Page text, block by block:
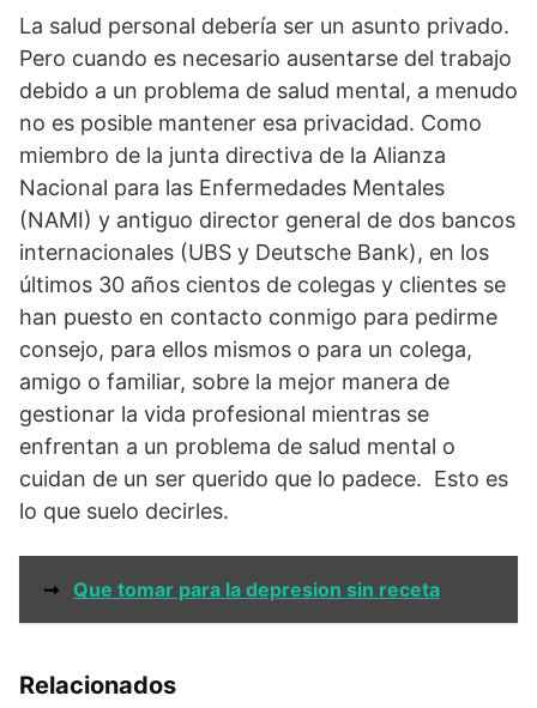
La salud personal debería ser un asunto privado.
Pero cuando es necesario ausentarse del trabajo
debido a un problema de salud mental, a menudo
no es posible mantener esa privacidad. Como
miembro de la junta directiva de la Alianza
Nacional para las Enfermedades Mentales
(NAMI) y antiguo director general de dos bancos
internacionales (UBS y Deutsche Bank), en los
últimos 30 años cientos de colegas y clientes se
han puesto en contacto conmigo para pedirme
consejo, para ellos mismos o para un colega,
amigo o familiar, sobre la mejor manera de
gestionar la vida profesional mientras se
enfrentan a un problema de salud mental o
cuidan de un ser querido que lo padece. Esto es
lo que suelo decirles.
➞ Que tomar para la depresion sin receta
Relacionados